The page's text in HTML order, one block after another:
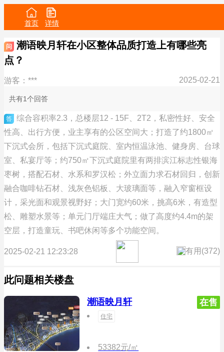
首页 详情
问
潮语映月轩在小区整体品质打造上有哪些亮
点？
游客：*** 2025-02-21
共有1个回答
答
综合容积率2.3，总楼层12 - 15F、2T2，私密性好、安全
性高、出行方便，业主享有的公区空间大；打造了约1800㎡
下沉式会所，包括下沉式庭院、室内恒温泳池、健身房、台球
室、私宴厅等；约750㎡下沉式庭院里有两排滨江标志性银海
枣树，搭配石材、水系和罗汉松；外立面力求石材回归，创新
融合咖啡钻石材、浅灰色铝板、大玻璃面等，融入窄窗框设
计，采光面和观景视野好；大门宽约60米，挑高6米，有造型
松、雕塑水景等；单元门厅端庄大气；做了高度约4.4m的架
空层，打造童玩、书吧休闲等多个功能空间。
2025-02-21 12:23:28 有用(372)
此问题相关楼盘
潮语映月轩 在售
住宅
53382元/㎡